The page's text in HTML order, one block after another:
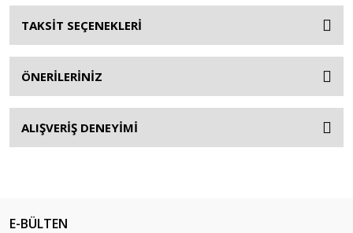
TAKSİT SEÇENEKLERİ
ÖNERİLERİNİZ
ALIŞVERİŞ DENEYİMİ
E-BÜLTEN